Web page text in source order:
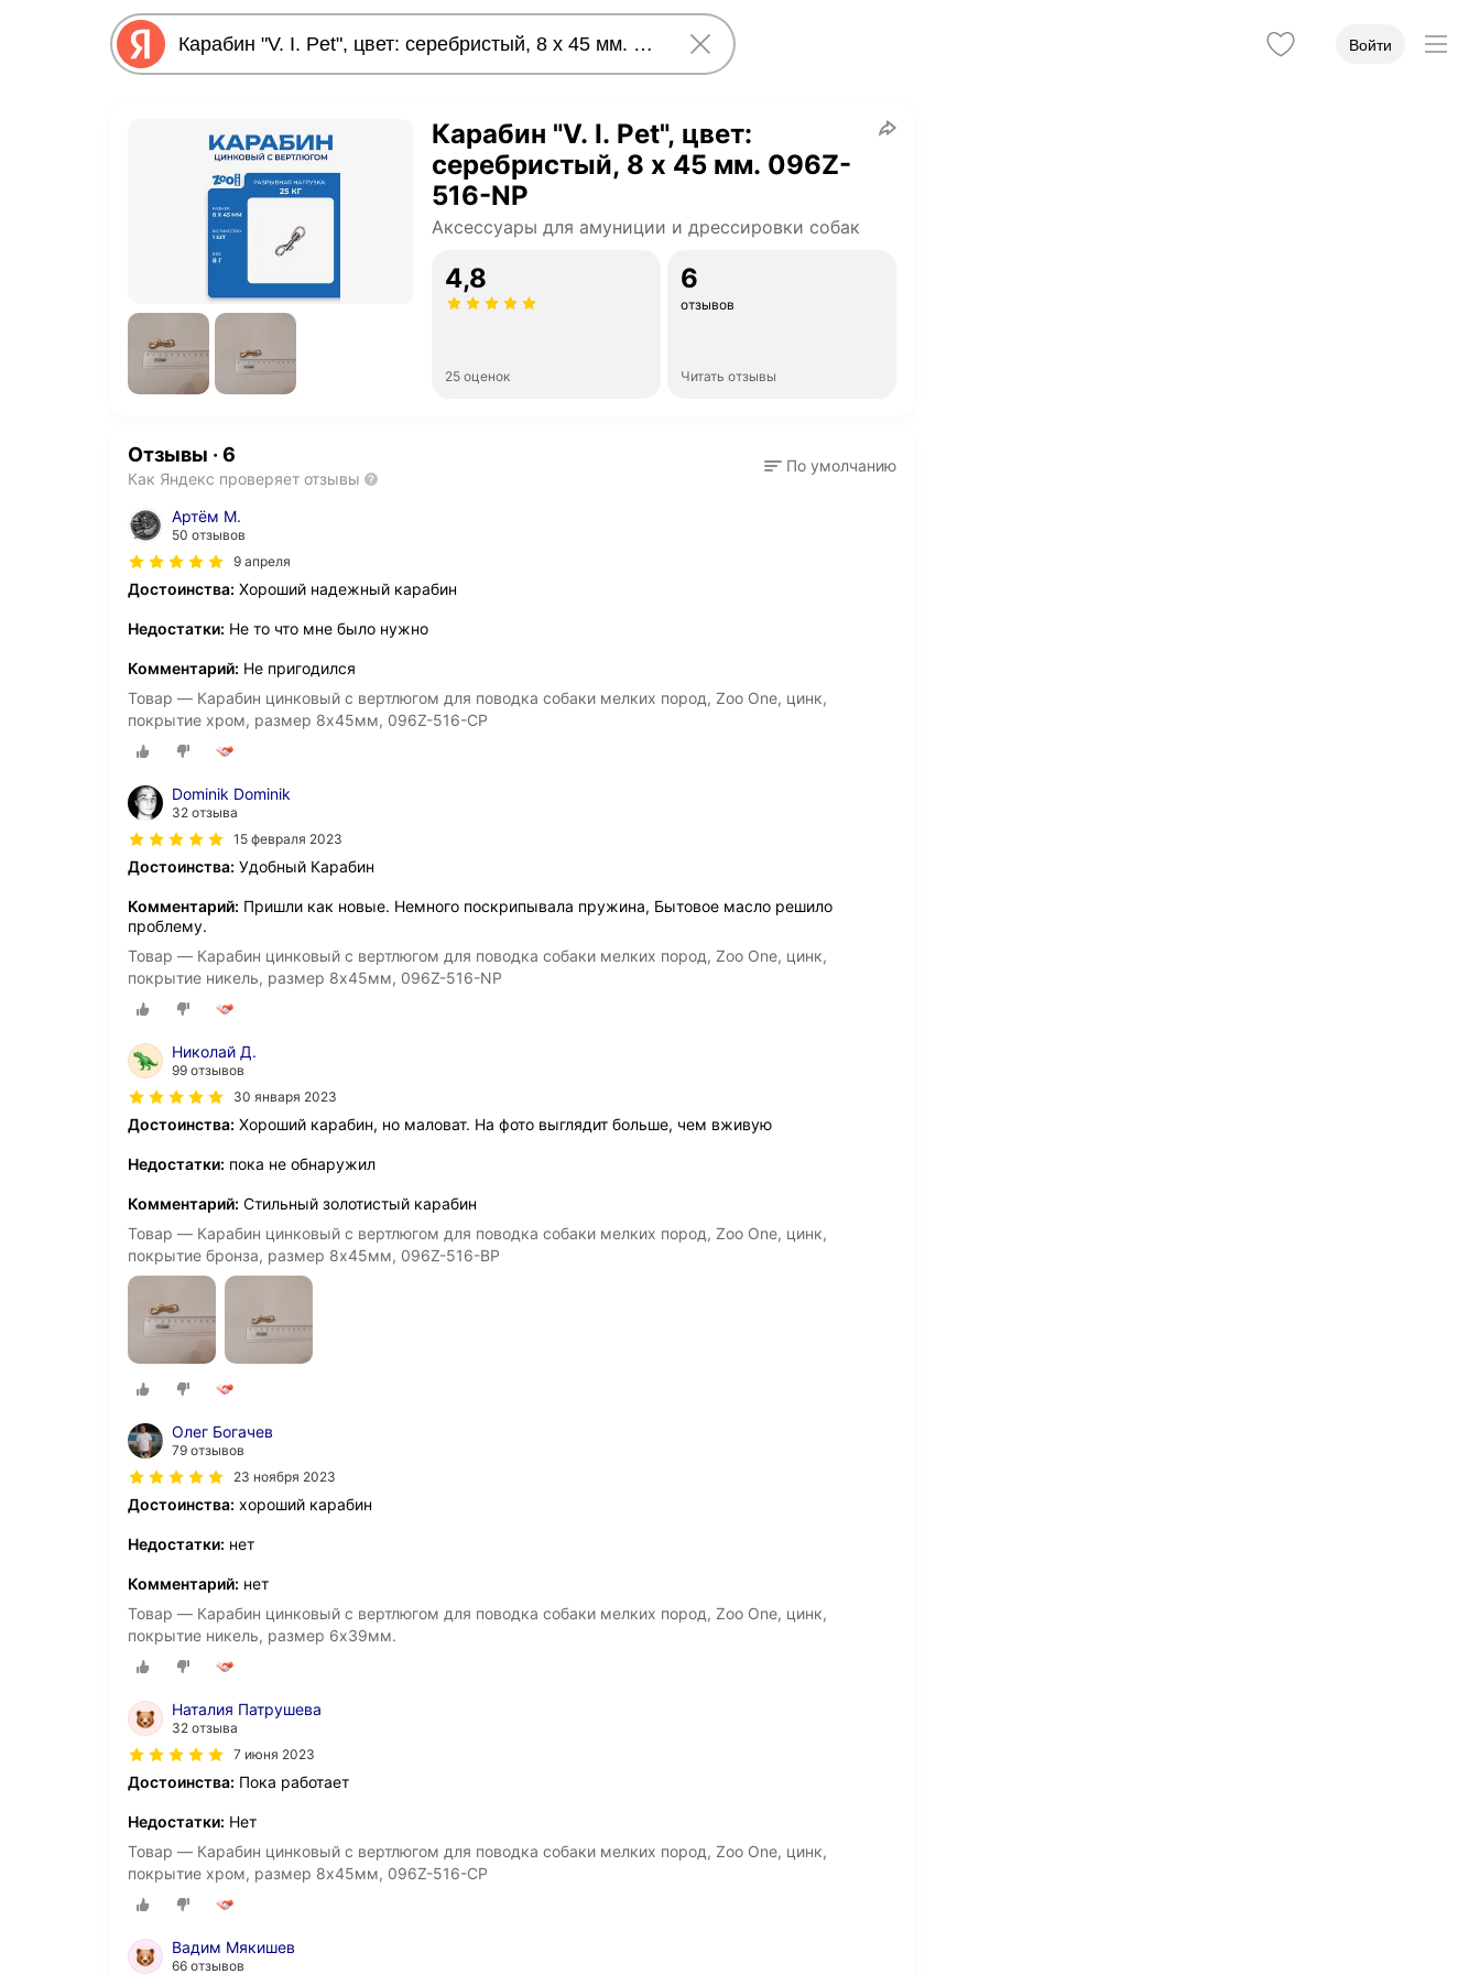
Войти
Карабин "V. I. Pet", цвет:
серебристый, 8 х 45 мм. 096Z-
516-NP
Аксессуары для амуниции и дрессировки собак
4,8
25 оценок
6
отзывов
Читать отзывы
Отзывы · 6
Как Яндекс проверяет отзывы
По умолчанию
Артём М.
50 отзывов
9 апреля
Достоинства: Хороший надежный карабин
Недостатки: Не то что мне было нужно
Комментарий: Не пригодился
Товар — Карабин цинковый с вертлюгом для поводка собаки мелких пород, Zoo One, цинк,
покрытие хром, размер 8х45мм, 096Z-516-CP
Dominik Dominik
32 отзыва
15 февраля 2023
Достоинства: Удобный Карабин
Комментарий: Пришли как новые. Немного поскрипывала пружина, Бытовое масло решило
проблему.
Товар — Карабин цинковый с вертлюгом для поводка собаки мелких пород, Zoo One, цинк,
покрытие никель, размер 8х45мм, 096Z-516-NP
Николай Д.
99 отзывов
30 января 2023
Достоинства: Хороший карабин, но маловат. На фото выглядит больше, чем вживую
Недостатки: пока не обнаружил
Комментарий: Стильный золотистый карабин
Товар — Карабин цинковый с вертлюгом для поводка собаки мелких пород, Zoo One, цинк,
покрытие бронза, размер 8х45мм, 096Z-516-BP
Олег Богачев
79 отзывов
23 ноября 2023
Достоинства: хороший карабин
Недостатки: нет
Комментарий: нет
Товар — Карабин цинковый с вертлюгом для поводка собаки мелких пород, Zoo One, цинк,
покрытие никель, размер 6х39мм.
Наталия Патрушева
32 отзыва
7 июня 2023
Достоинства: Пока работает
Недостатки: Нет
Товар — Карабин цинковый с вертлюгом для поводка собаки мелких пород, Zoo One, цинк,
покрытие хром, размер 8х45мм, 096Z-516-CP
Вадим Мякишев
66 отзывов